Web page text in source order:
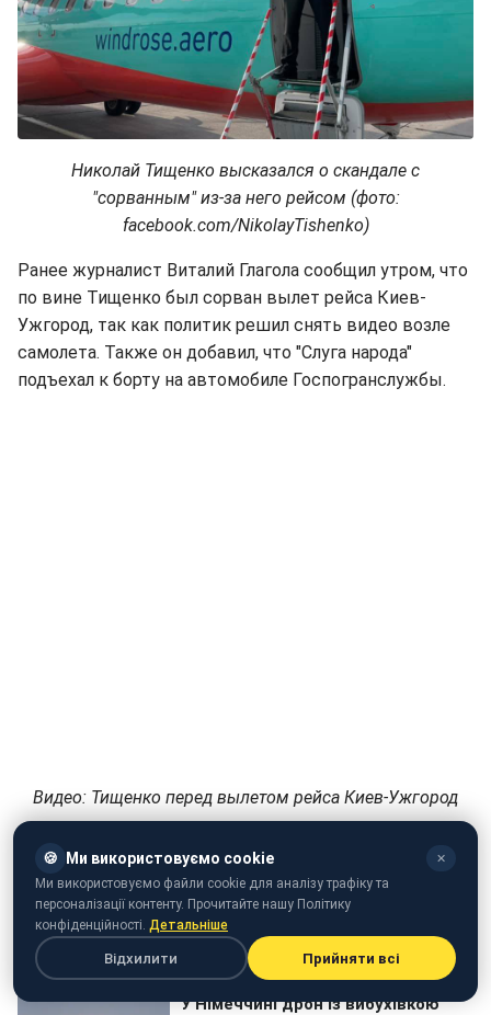
Николай Тищенко высказался о скандале с
"сорванным" из-за него рейсом (фото:
facebook.com/NikolayTishenko)
Ранее журналист Виталий Глагола сообщил утром, что
по вине Тищенко был сорван вылет рейса Киев-
Ужгород, так как политик решил снять видео возле
самолета. Также он добавил, что "Слуга народа"
подъехал к борту на автомобиле Госпогранслужбы.
Видео: Тищенко перед вылетом рейса Киев-Ужгород
записал ролик
Напомним, недавно Николай Тищенко вместе с Ильей
Кивой засветился во время драки в Верховной Раде.
🍪 Ми використовуємо cookie ✕
Ми використовуємо файли cookie для аналізу трафіку та
персоналізації контенту. Прочитайте нашу Політику
конфіденційності. Детальніше
Відхилити Прийняти всі